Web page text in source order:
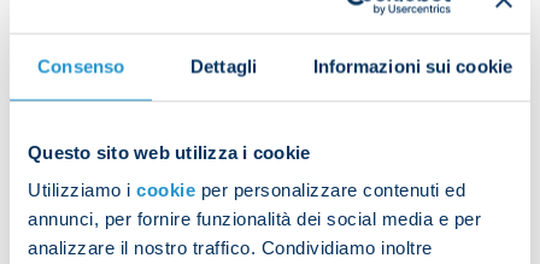
Consenso Dettagli Informazioni sui cookie
Questo sito web utilizza i cookie
Utilizziamo i cookie per personalizzare contenuti ed
annunci, per fornire funzionalità dei social media e per
analizzare il nostro traffico. Condividiamo inoltre
Share the article with your friends and support the
team